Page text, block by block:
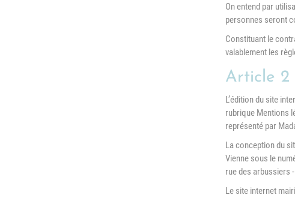
Lieu
(LAEP)
Pôle
On entend par
personnes seront
Constituant le
valablement les
Article 2
L’édition du site
rubrique Mentions
représenté par
La conception du
Vienne sous le
rue des arbussiers
Le site internet